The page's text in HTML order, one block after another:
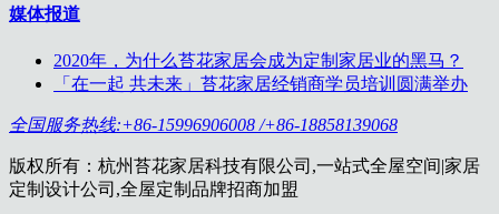
媒体报道
2020年，为什么苔花家居会成为定制家居业的黑马？
「在一起 共未来」苔花家居经销商学员培训圆满举办
全国服务热线:+86-15996906008 /+86-18858139068
版权所有：杭州苔花家居科技有限公司,一站式全屋空间|家居
定制设计公司,全屋定制品牌招商加盟